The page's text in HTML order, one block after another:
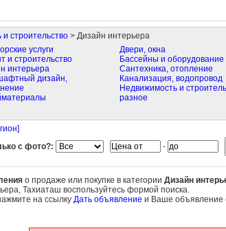
строительство> Дизайн интерьера
услуги
и строительство
интерьера
дизайн,
Двери, окна
Бассейны и оборудование
Сантехника, отопление
Канализация, водопровод
Недвижимость и
разное
с фото?: -
о продаже или покупке в категории Дизайн
Тахиаташ воспользуйтесь формой поиска.
на ссылку Дать объявление и Ваше объявление